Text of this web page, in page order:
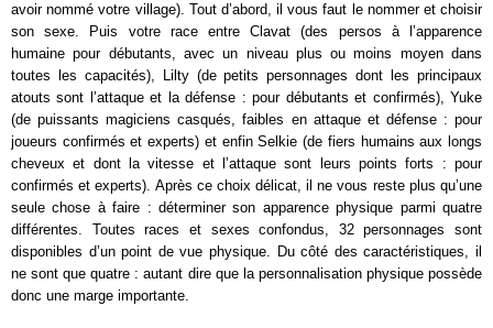
avoir nommé votre village). Tout d’abord, il vous faut le nommer et choisir
son sexe. Puis votre race entre Clavat (des persos à l’apparence
humaine pour débutants, avec un niveau plus ou moins moyen dans
toutes les capacités), Lilty (de petits personnages dont les principaux
atouts sont l’attaque et la défense : pour débutants et confirmés), Yuke
(de puissants magiciens casqués, faibles en attaque et défense : pour
joueurs confirmés et experts) et enfin Selkie (de fiers humains aux longs
cheveux et dont la vitesse et l’attaque sont leurs points forts : pour
confirmés et experts). Après ce choix délicat, il ne vous reste plus qu’une
seule chose à faire : déterminer son apparence physique parmi quatre
différentes. Toutes races et sexes confondus, 32 personnages sont
disponibles d’un point de vue physique. Du côté des caractéristiques, il
ne sont que quatre : autant dire que la personnalisation physique possède
donc une marge importante.